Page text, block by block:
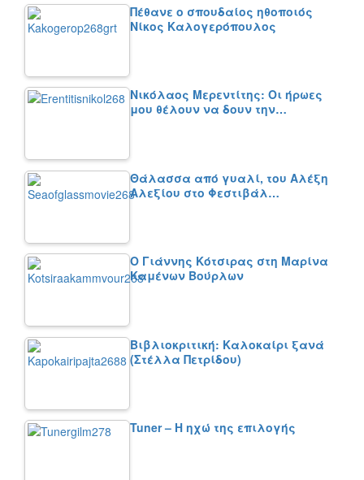
Πέθανε ο σπουδαίος ηθοποιός
Νίκος Καλογερόπουλος
Νικόλαος Μερεντίτης: Οι ήρωες
μου θέλουν να δουν την…
Θάλασσα από γυαλί, του Αλέξη
Αλεξίου στο Φεστιβάλ…
Ο Γιάννης Κότσιρας στη Μαρίνα
Καμένων Βούρλων
Βιβλιοκριτική: Καλοκαίρι ξανά
(Στέλλα Πετρίδου)
Tuner – Η ηχώ της επιλογής